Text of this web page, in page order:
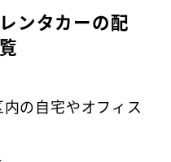
ンタカーの配
の自宅やオフィス